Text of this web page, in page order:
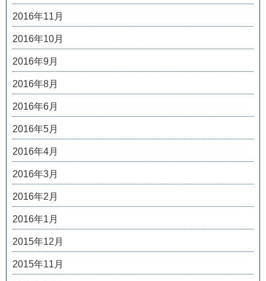
2016年11月
2016年10月
2016年9月
2016年8月
2016年6月
2016年5月
2016年4月
2016年3月
2016年2月
2016年1月
2015年12月
2015年11月